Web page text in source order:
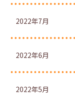
2022年7月
2022年6月
2022年5月